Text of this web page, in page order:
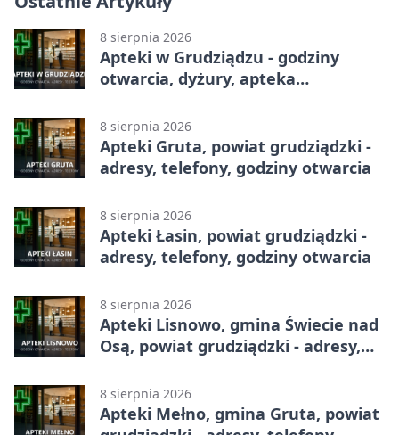
8 sierpnia 2026
Apteki w Grudziądzu - godziny
otwarcia, dyżury, apteka
8 sierpnia 2026
Apteki Gruta, powiat grudziądzki -
adresy, telefony, godziny otwarcia
8 sierpnia 2026
Apteki Łasin, powiat grudziądzki -
adresy, telefony, godziny otwarcia
8 sierpnia 2026
Apteki Lisnowo, gmina Świecie nad
Osą, powiat grudziądzki - adresy,
8 sierpnia 2026
Apteki Mełno, gmina Gruta, powiat